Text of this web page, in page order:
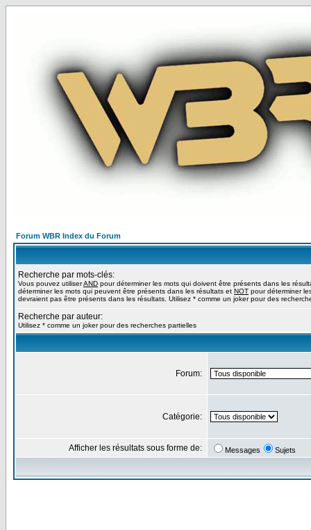
Forum WBR Index du Forum
Recherche par mots-clés:
Vous pouvez utiliserAND pour déterminer les mots qui doivent être présents dans les
déterminer les mots qui peuvent être présents dans les résultats et NOT pour déterminer
devraient pas être présents dans les résultats. Utilisez * comme un joker pour des
Recherche par auteur:
Utilisez * comme un joker pour des recherches partielles
Forum:
Catégorie:
Afficher les résultats sous forme de: Messages Sujets